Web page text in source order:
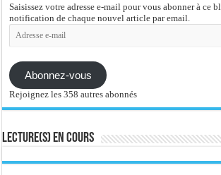
Saisissez votre adresse e-mail pour vous abonner à ce
notification de chaque nouvel article par email.
Adresse
e-
Abonnez-vous
Rejoignez les 358 autres abonnés
Lecture(s) en cours